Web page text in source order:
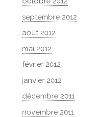
septembre 2012
août 2012
mai 2012
février 2012
janvier 2012
décembre 2011
novembre 2011